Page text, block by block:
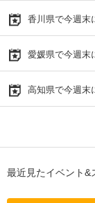
香川県で今週末
愛媛県で今週末
高知県で今週末
最近見たイベント&